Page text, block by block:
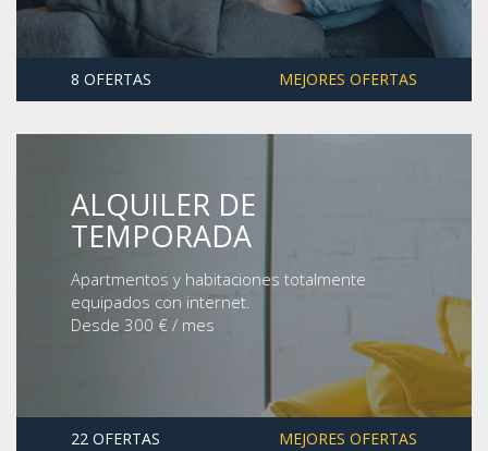
8 OFERTAS MEJORES OFERTAS
ALQUILER DE
TEMPORADA
Apartmentos y habitaciones totalmente
equipados con internet.
Desde 300 € / mes
22 OFERTAS MEJORES OFERTAS